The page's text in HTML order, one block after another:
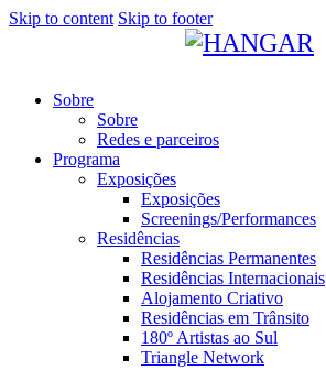
Skip to content Skip to footer
Sobre
Sobre
Redes e parceiros
Programa
Exposições
Exposições
Screenings/Performances
Residências
Residências Permanentes
Residências Internacionais
Alojamento Criativo
Residências em Trânsito
180º Artistas ao Sul
Triangle Network